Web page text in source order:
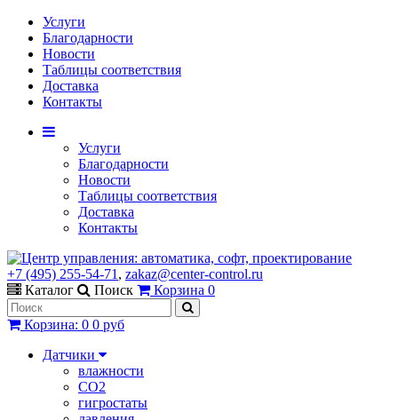
Услуги
Благодарности
Новости
Таблицы соответствия
Доставка
Контакты
Услуги
Благодарности
Новости
Таблицы соответствия
Доставка
Контакты
+7 (495) 255-54-71 , zakaz@center-control.ru
Каталог
Поиск Корзина 0
Корзина: 0 0 руб
Датчики
влажности
CO2
гигростаты